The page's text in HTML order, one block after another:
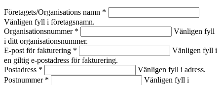
Företagets/Organisations namn *
Vänligen fyll i företagsnamn.
Organisationsnummer *
Vänligen fyll
i ditt organisationsnummer.
E-post för fakturering *
Vänligen fyll i
en giltig e-postadress för fakturering.
Postadress *
Vänligen fyll i adress.
Postnummer *
Vänligen fyll i